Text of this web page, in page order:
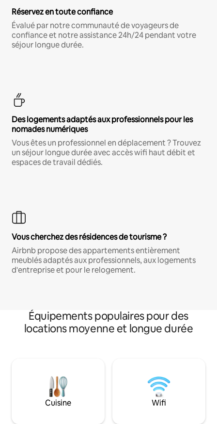
Réservez en toute confiance
Évalué par notre communauté de voyageurs de
confiance et notre assistance 24h/24 pendant votre
séjour longue durée.
Des logements adaptés aux professionnels pour les
nomades numériques
Vous êtes un professionnel en déplacement ? Trouvez
un séjour longue durée avec accès wifi haut débit et
espaces de travail dédiés.
Vous cherchez des résidences de tourisme ?
Airbnb propose des appartements entièrement
meublés adaptés aux professionnels, aux logements
d'entreprise et pour le relogement.
Équipements populaires pour des
locations moyenne et longue durée
Cuisine Wifi